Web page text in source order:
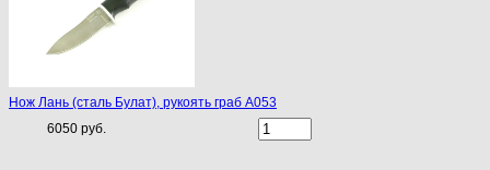
Нож Лань (сталь Булат), рукоять граб A053
6050 руб.